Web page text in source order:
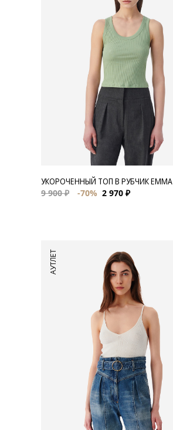
Сумки и аксессуары
УКОРОЧЕННЫЙ ТОП В РУБЧИК EMMA
9 900 ₽
-70% 2 970 ₽
АУТЛЕТ